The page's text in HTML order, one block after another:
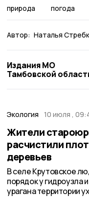
природа погода
Автор: Наталья
Издания МО
Тамбовской
Экология 10 июля ,
Жители
расчистили
деревьев
В селе Крутовское
порядок у гидроузла
урагана территории